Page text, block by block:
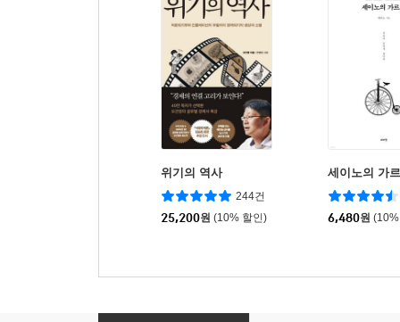
위기의 역사
244건
25,200원 (10% 할인)
세이노의 가
6,480원